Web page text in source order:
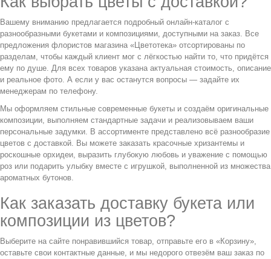
Вашему вниманию предлагается подробный онлайн-каталог с
разнообразными букетами и композициями, доступными на заказ. Все
предложения флористов магазина «Цветотека» отсортированы по
разделам, чтобы каждый клиент мог с лёгкостью найти то, что придётся
ему по душе. Для всех товаров указана актуальная стоимость, описание
и реальное фото. А если у вас останутся вопросы — задайте их
менеджерам по телефону.
Мы оформляем стильные современные букеты и создаём оригинальные
композиции, выполняем стандартные задачи и реализовываем ваши
персональные задумки. В ассортименте представлено всё разнообразие
цветов с доставкой. Вы можете заказать красочные хризантемы и
роскошные орхидеи, выразить глубокую любовь и уважение с помощью
роз или подарить улыбку вместе с игрушкой, выполненной из множества
ароматных бутонов.
Как заказать доставку букета или
композиции из цветов?
Выберите на сайте понравившийся товар, отправьте его в «Корзину»,
оставьте свои контактные данные, и мы недорого отвезём ваш заказ по